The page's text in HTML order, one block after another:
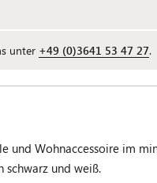
unter +49 (0)3641 53 47 27.
Wohnaccessoire im
schwarz und weiß.